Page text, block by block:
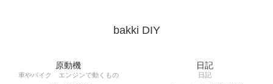
bakki DIY
原動機
車やバイク エンジンで動くもの
日記
日記